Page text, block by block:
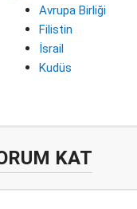
Avrupa Birliği
Filistin
İsrail
Kudüs
KAT